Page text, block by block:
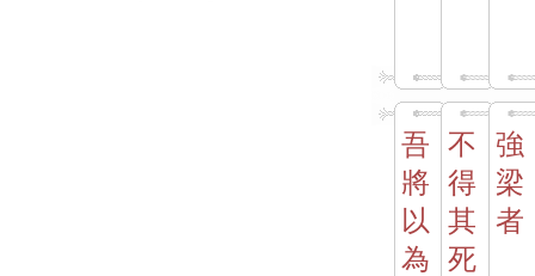
吾
將
以
為
不
得
其
死
強
梁
者